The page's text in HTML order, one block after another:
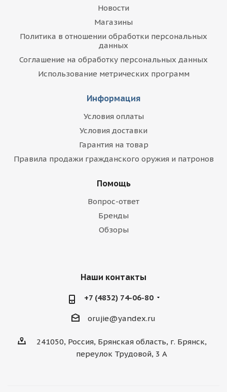
Новости
Магазины
Политика в отношении обработки персональных
данных
Соглашение на обработку персональных данных
Использование метрических программ
Информация
Условия оплаты
Условия доставки
Гарантия на товар
Правила продажи гражданского оружия и патронов
Помощь
Вопрос-ответ
Бренды
Обзоры
Наши контакты
+7 (4832) 74-06-80
orujie@yandex.ru
241050, Россия, Брянская область, г. Брянск,
переулок Трудовой, 3 А